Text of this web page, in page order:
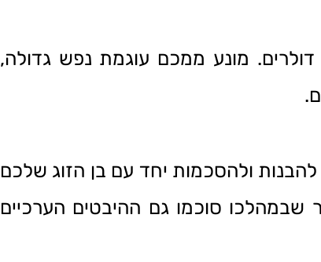
מונע ממכם עוגמת נפש גדולה,
להבנות ולהסכמות יחד עם בן הזוג שלכם
סוכמו גם ההיבטים הערכיים